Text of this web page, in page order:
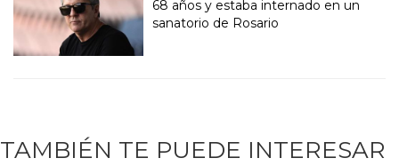
68 años y estaba internado en un
sanatorio de Rosario
TAMBIÉN TE PUEDE INTERESAR